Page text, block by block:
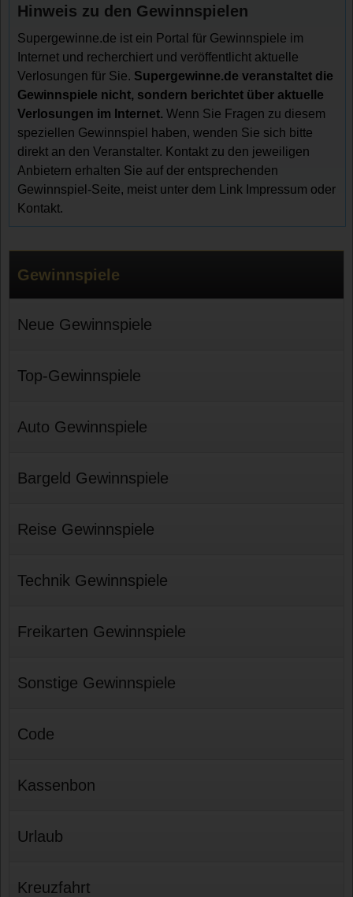
Hinweis zu den Gewinnspielen
Supergewinne.de ist ein Portal für Gewinnspiele im
Internet und recherchiert und veröffentlicht aktuelle
Verlosungen für Sie. Supergewinne.de veranstaltet die
Gewinnspiele nicht, sondern berichtet über aktuelle
Verlosungen im Internet. Wenn Sie Fragen zu diesem
speziellen Gewinnspiel haben, wenden Sie sich bitte
direkt an den Veranstalter. Kontakt zu den jeweiligen
Anbietern erhalten Sie auf der entsprechenden
Gewinnspiel-Seite, meist unter dem Link Impressum oder
Kontakt.
Gewinnspiele
Neue Gewinnspiele
Top-Gewinnspiele
Auto Gewinnspiele
Bargeld Gewinnspiele
Reise Gewinnspiele
Technik Gewinnspiele
Freikarten Gewinnspiele
Sonstige Gewinnspiele
Code
Kassenbon
Urlaub
Kreuzfahrt